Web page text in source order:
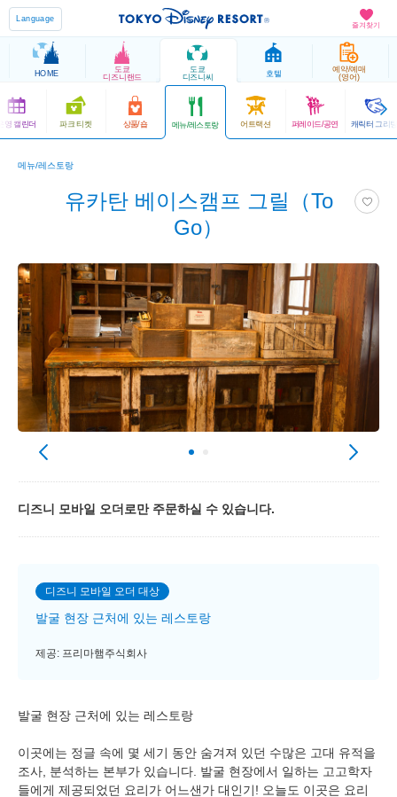
즐겨찾기
Language
HOME
도쿄
디즈니랜드
도쿄
디즈니씨
호텔
예약/예매
(영어)
영 캘린더 파크 티켓 상품/숍 메뉴/레스토랑 어트랙션 퍼레이드/공연 캐릭터 그리팅
메뉴/레스토랑
유카탄 베이스캠프 그릴（To
Go）
디즈니 모바일 오더로만 주문하실 수 있습니다.
디즈니 모바일 오더 대상
발굴 현장 근처에 있는 레스토랑
제공: 프리마햄주식회사
발굴 현장 근처에 있는 레스토랑
이곳에는 정글 속에 몇 세기 동안 숨겨져 있던 수많은 고대 유적을
조사, 분석하는 본부가 있습니다. 발굴 현장에서 일하는 고고학자
들에게 제공되었던 요리가 어느샌가 대인기! 오늘도 이곳은 요리